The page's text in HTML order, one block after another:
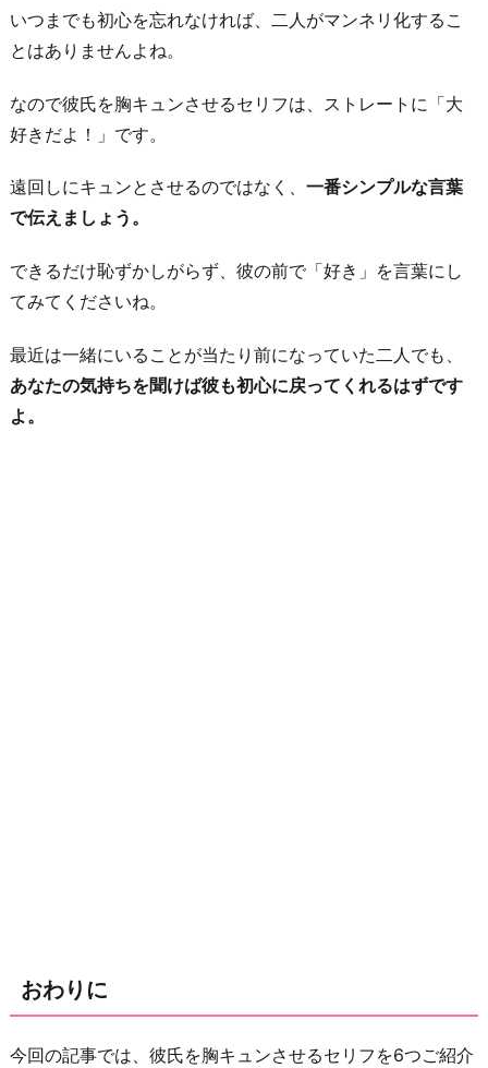
いつまでも初心を忘れなければ、二人がマンネリ化するこ
とはありませんよね。
なので彼氏を胸キュンさせるセリフは、ストレートに「大
好きだよ！」です。
遠回しにキュンとさせるのではなく、 一番シンプルな言葉
で伝えましょう。
できるだけ恥ずかしがらず、彼の前で「好き」を言葉にし
てみてくださいね。
最近は一緒にいることが当たり前になっていた二人でも、
あなたの気持ちを聞けば彼も初心に戻ってくれるはずです
よ。
おわりに
今回の記事では、彼氏を胸キュンさせるセリフを6つご紹介